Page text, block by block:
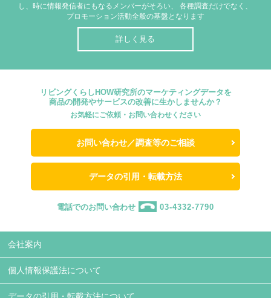
し、時に情報発信者にもなるメンバーがそろい、
各種調査だけでなく、
プロモーション活動全般の基盤となります
詳しく見る
リビングくらしHOW研究所のマーケティングデータを
商品の開発やサービスの改善に生かしませんか？
お気軽にご依頼・お問い合わせください
お問い合わせ／調査等のご相談
データの引用・転載方法
電話でのお問い合わせ 03-4332-7790
会社案内
個人情報保護法について